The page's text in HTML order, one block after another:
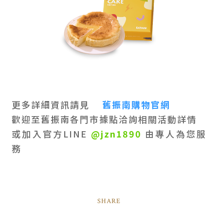
更多詳細資訊請見
舊振南購物官網
歡迎至舊振南各門市據點洽詢相關活動詳情
或加入官方LINE @jzn1890 由專人為您服
務
SHARE